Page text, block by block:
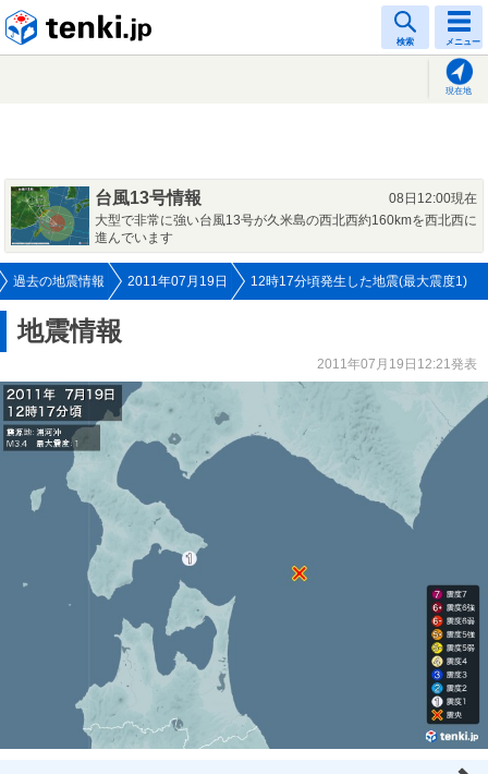
検索 メニュー
現在地
台風13号情報
08日12:00現在
大型で非常に強い台風13号が久米島の西北西約160kmを西北西に
進んでいます
過去の地震情報 2011年07月19日 12時17分頃発生した地震(最大震度1)
地震情報
2011年07月19日12:21発表